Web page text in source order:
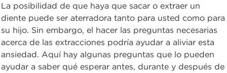
La posibilidad de que haya que sacar o extraer un
diente puede ser aterradora tanto para usted como para
su hijo. Sin embargo, el hacer las preguntas necesarias
acerca de las extracciones podría ayudar a aliviar esta
ansiedad. Aquí hay algunas preguntas que lo pueden
ayudar a saber qué esperar antes, durante y después de